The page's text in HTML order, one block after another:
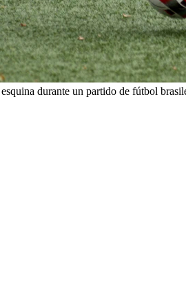
durante un partido de fútbol